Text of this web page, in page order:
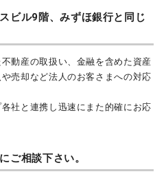
ビル9階、みずほ銀行と同じ
動産の取扱い、金融を含めた資産
売却など法人のお客さまへの対応
社と連携し迅速にまた的確にお応
ご相談下さい。